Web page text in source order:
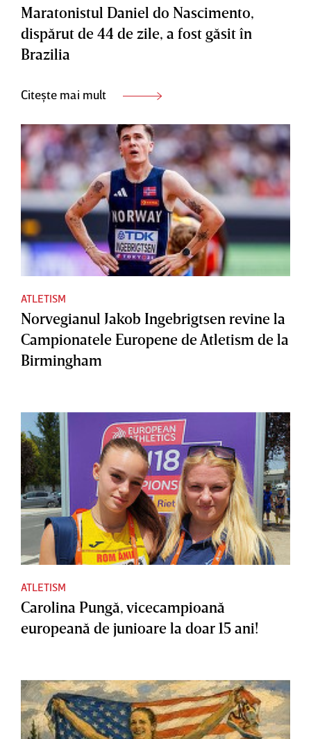
Maratonistul Daniel do Nascimento,
dispărut de 44 de zile, a fost găsit în
Brazilia
Citește mai mult
ATLETISM
Norvegianul Jakob Ingebrigtsen revine la
Campionatele Europene de Atletism de la
Birmingham
ATLETISM
Carolina Pungă, vicecampioană
europeană de junioare la doar 15 ani!